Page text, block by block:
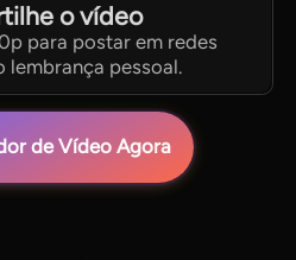
o vídeo
para postar em redes
lembrança pessoal.
de Vídeo Agora